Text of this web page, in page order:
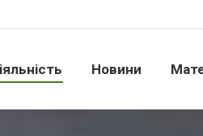
Новини
Новини